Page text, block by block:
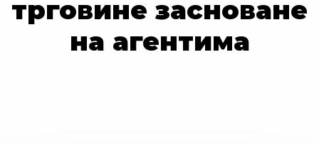
трговине засноване
на агентима